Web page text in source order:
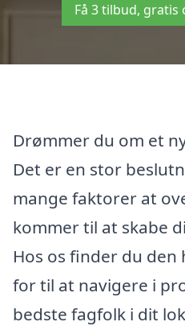
Få 3 tilbud,
Drømmer du om et
Det er en stor
mange faktorer at
kommer til at skabe
Hos os finder du
for til at navigere i
bedste fagfolk i dit